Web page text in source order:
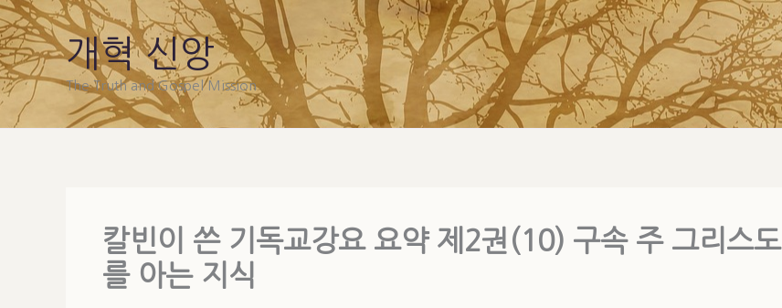
Skip
to
content
개혁 신앙
The Truth and Gospel Mission
칼빈이 쓴 기독교강요 요약 제2권(10) 구속 주 그리스도
를 아는 지식